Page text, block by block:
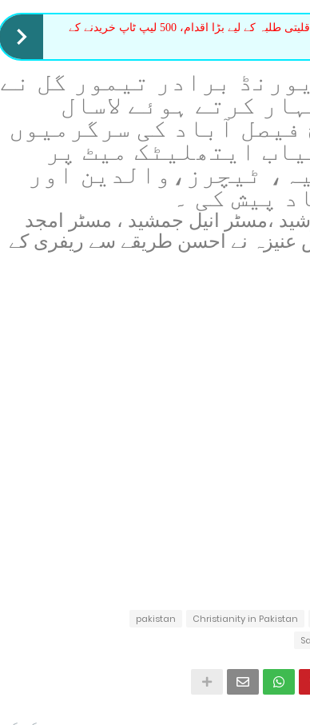
خیبرپختونخوا حکومت کا اقلیتی طلبہ کے لیے بڑا اقدام، 500 لیپ ٹاپ خریدنے کے
برادر تیمور گل نے
کرتے ہوئے لاسال
فیصل آباد کی سرگرمیوں
ایتھلیٹک میٹ پر
ٹیچرز،والدین اور
پیش کی ۔
،مسٹر انیل جمشید ، مسٹر امجد
نے احسن طریقے سے ریفری کے
Christianity in Pakistan
pakistan